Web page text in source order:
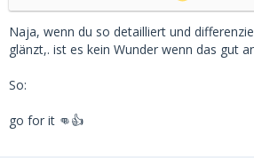
Naja, wenn du so detailliert und
glänzt,. ist es kein Wunder wenn das gut
So:
go for it 👊👍